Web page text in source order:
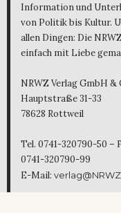
Information und
von Politik bis Kultur.
allen Dingen: Die
einfach mit Liebe
NRWZ Verlag GmbH &
Hauptstraße 31-33
78628 Rottweil
Tel. 0741-320790-50 –
0741-320790-99
E-Mail: